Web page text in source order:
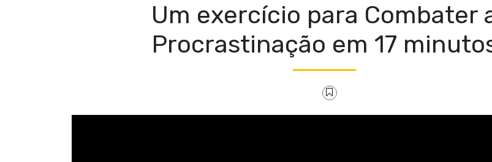
Um exercício para Combater
Procrastinação em 17